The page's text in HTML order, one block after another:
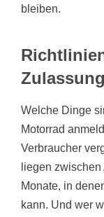
bleiben.
Zulassung
Welche Dinge
Motorrad
Verbraucher
liegen
Monate, in
kann. Und wer